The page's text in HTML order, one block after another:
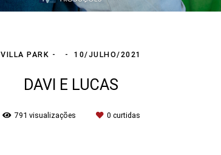
VILLA PARK 10/JULHO/2021
DAVI E LUCAS
791 visualizações 0 curtidas